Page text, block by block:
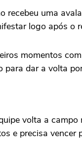
recebeu uma
logo após o
momentos
para dar a volta
volta a
e precisa vencer